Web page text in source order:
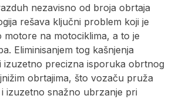
nezavisno od broja obrtaja
rešava ključni problem koji je
na motociklima, a to je
Eliminisanjem tog kašnjenja
izuzetno precizna isporuka obrtnog
obrtajima, što vozaču pruža
izuzetno snažno ubrzanje pri